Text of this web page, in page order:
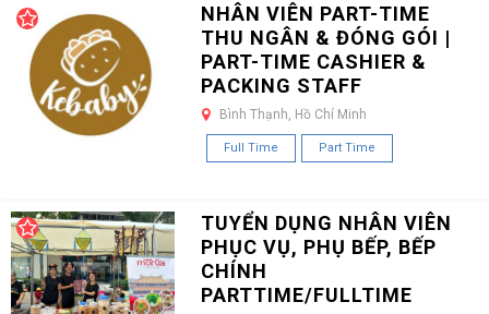
NHÂN VIÊN PART-TIME
THU NGÂN & ĐÓNG GÓI |
PART-TIME CASHIER &
PACKING STAFF
Bình Thạnh, Hồ Chí Minh
Full Time Part Time
TUYỂN DỤNG NHÂN VIÊN
PHỤC VỤ, PHỤ BẾP, BẾP
CHÍNH
PARTTIME/FULLTIME